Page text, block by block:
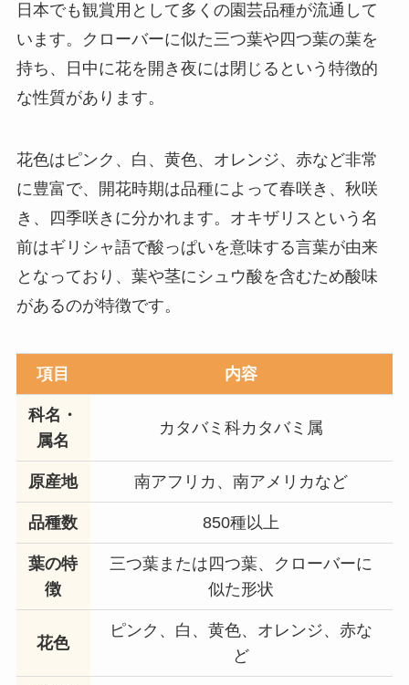
日本でも観賞用として多くの園芸品種が流通して
います。クローバーに似た三つ葉や四つ葉の葉を
持ち、日中に花を開き夜には閉じるという特徴的
な性質があります。
花色はピンク、白、黄色、オレンジ、赤など非常
に豊富で、開花時期は品種によって春咲き、秋咲
き、四季咲きに分かれます。オキザリスという名
前はギリシャ語で酸っぱいを意味する言葉が由来
となっており、葉や茎にシュウ酸を含むため酸味
があるのが特徴です。
項目 内容
科名・
属名
カタバミ科カタバミ属
原産地 南アフリカ、南アメリカなど
品種数 850種以上
葉の特
徴
三つ葉または四つ葉、クローバーに
似た形状
花色
ピンク、白、黄色、オレンジ、赤な
ど